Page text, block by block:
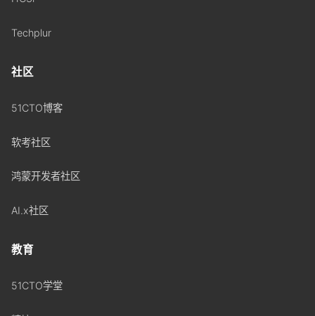
Techplur
社区
51CTO博客
软考社区
鸿蒙开发者社区
AI.x社区
教育
51CTO学堂